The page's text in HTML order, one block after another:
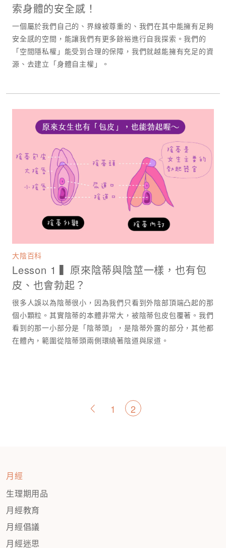
索身體的安全感！
一個屬於我們自己的、界線被尊重的、我們在其中能擁有足夠
安全感的空間，能讓我們有更多餘裕進行自我探索。我們的
「空間隱私權」能受到合理的保障，我們就越能擁有充足的資
源、去建立「身體自主權」。
大陰百科
Lesson 1 ▍原來陰蒂與陰莖一樣，也有包
皮、也會勃起？
很多人誤以為陰蒂很小，因為我們只看到外陰部頂端凸起的那
個小顆粒。其實陰蒂的本體非常大，被陰蒂包皮包覆著。我們
看到的那一小部分是「陰蒂頭」，是陰蒂外露的部分，其他都
在體內，範圍從陰蒂頭兩側環繞著陰道與尿道。
文
< 1 2
月經
生理期用品
月經教育
月經倡議
月經迷思